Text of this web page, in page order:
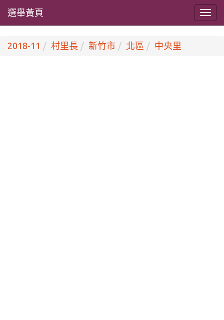
選舉黃頁
2018-11 村里長 新竹市 北區 中央里